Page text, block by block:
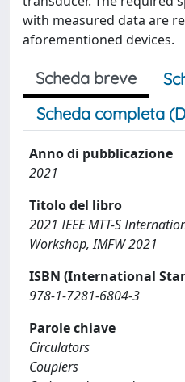
with measured data are
aforementioned devices.
Scheda breve
Scheda completa
Anno di pubblicazione
2021
Titolo del libro
2021 IEEE MTT-S
Workshop, IMFW 2021
ISBN (International
978-1-7281-6804-3
Parole chiave
Circulators
Couplers